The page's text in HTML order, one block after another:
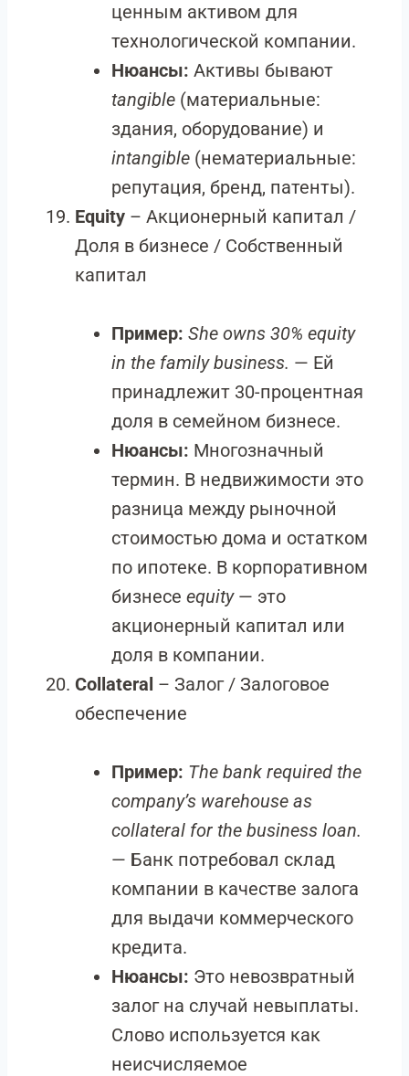
ценным активом для
технологической компании.
Нюансы: Активы бывают
tangible (материальные:
здания, оборудование) и
intangible (нематериальные:
репутация, бренд, патенты).
Equity – Акционерный капитал /
Доля в бизнесе / Собственный
капитал
Пример: She owns 30% equity
in the family business. — Ей
принадлежит 30-процентная
доля в семейном бизнесе.
Нюансы: Многозначный
термин. В недвижимости это
разница между рыночной
стоимостью дома и остатком
по ипотеке. В корпоративном
бизнесе equity— это
акционерный капитал или
доля в компании.
Collateral – Залог / Залоговое
обеспечение
Пример: The bank required the
company’s warehouse as
collateral for the business loan.
— Банк потребовал склад
компании в качестве залога
для выдачи коммерческого
кредита.
Нюансы: Это невозвратный
залог на случай невыплаты.
Слово используется как
неисчисляемое